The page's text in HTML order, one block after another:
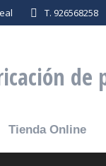
T. 926568258
de
Tienda Online